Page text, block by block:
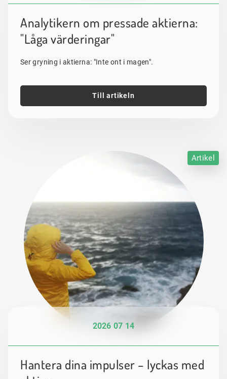
Analytikern om pressade aktierna:
"Låga värderingar"
Ser gryning i aktierna: "Inte ont i magen".
Till artikeln
Artikel
2026 07 14
Hantera dina impulser – lyckas med